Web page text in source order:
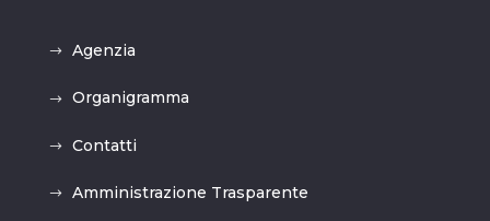
Agenzia
Organigramma
Contatti
Amministrazione Trasparente